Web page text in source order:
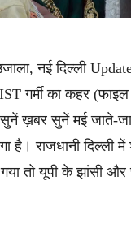
नई दिल्ली
गर्मी का कहर (फाइल
ख़बर सुनें मई जाते-
है। राजधानी दिल्ली में
गया तो यूपी के झांसी